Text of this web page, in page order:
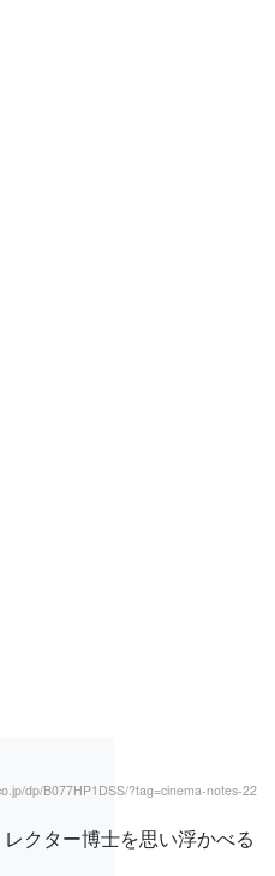
dp/B077HP1DSS/?tag=cinema-notes-22
クター博士を思い浮かべる